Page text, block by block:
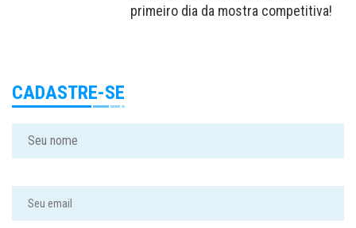
primeiro dia da mostra competitiva!
CADASTRE-SE